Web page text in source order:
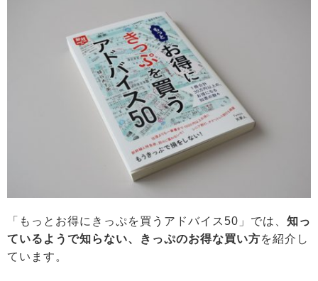
「もっとお得にきっぷを買うアドバイス50」では、 知っ
ているようで知らない、きっぷのお得な買い方を紹介し
ています。